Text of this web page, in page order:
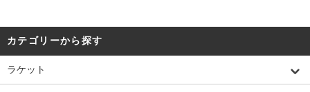
カテゴリーから探す
ラケット